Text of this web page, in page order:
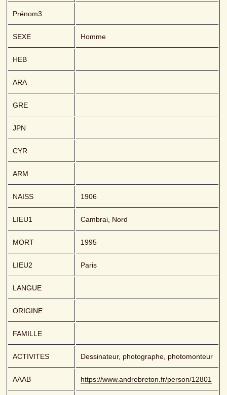
Prénom3
SEXE Homme
HEB
ARA
GRE
JPN
CYR
ARM
NAISS 1906
LIEU1 Cambrai, Nord
MORT 1995
LIEU2 Paris
LANGUE
ORIGINE
FAMILLE
ACTIVITES Dessinateur, photographe, photomonteur
AAAB https://www.andrebreton.fr/person/12801